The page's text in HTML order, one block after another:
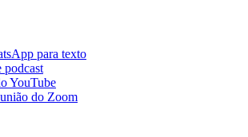
para texto
podcast
YouTube
do Zoom